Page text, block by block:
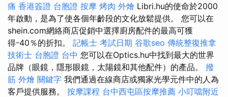
痛 香港簽證 台胞證 按摩 烤肉 外燴 Libri.hu的使命於2000
年啟動，是為了使各個年齡段的文化放鬆提供。 您可以在
shein.com網絡商店促銷中選擇廚房配件的最高可獲
得-40％的折扣。 記帳士 考試日期 谷歌seo 傳統整復推拿
技術士 台胞證 台中 您可以在Optics.hu中找到最大的世界
品牌（眼鏡，隱形眼鏡，太陽鏡和其他配件）的產品。 撥
筋 外燴 關鍵字 我們通過在線商店或獨家光學元件中的人為
客戶提供服務。 按摩課程 台中西屯區按摩推薦 小叮噹附近